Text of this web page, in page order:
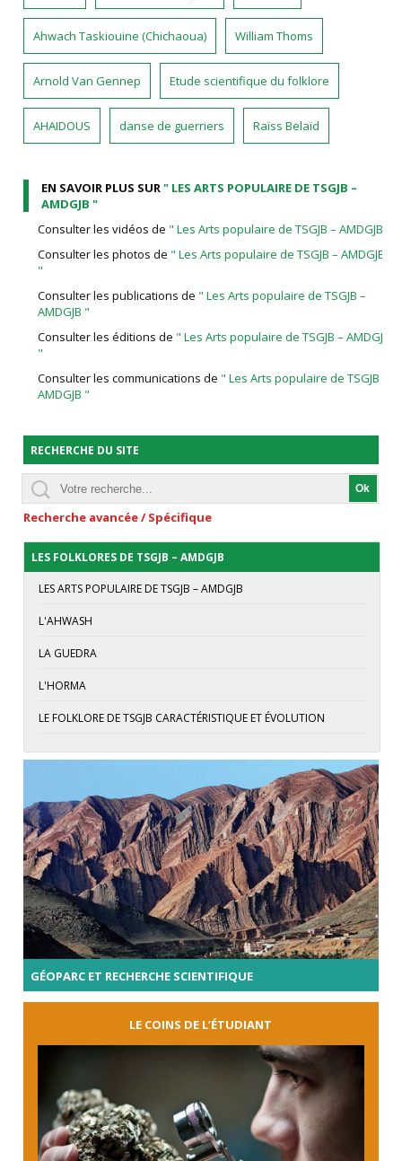
Ahwach Taskiouine (Chichaoua) William Thoms
Arnold Van Gennep Etude scientifique du folklore
AHAIDOUS danse de guerriers Raïss Belaïd
EN SAVOIR PLUS SUR" LES ARTS POPULAIRE DE TSGJB –
AMDGJB "
Consulter les vidéos de " Les Arts populaire de TSGJB – AMDGJB "
Consulter les photos de " Les Arts populaire de TSGJB – AMDGJB
"
Consulter les publications de " Les Arts populaire de TSGJB –
AMDGJB "
Consulter les éditions de " Les Arts populaire de TSGJB – AMDGJB
"
Consulter les communications de " Les Arts populaire de TSGJB –
AMDGJB "
RECHERCHE DU SITE
Recherche avancée / Spécifique
LES FOLKLORES DE TSGJB – AMDGJB
LES ARTS POPULAIRE DE TSGJB – AMDGJB
L'AHWASH
LA GUEDRA
L'HORMA
LE FOLKLORE DE TSGJB CARACTÉRISTIQUE ET ÉVOLUTION
GÉOPARC ET RECHERCHE SCIENTIFIQUE
LE COINS DE L’ÉTUDIANT